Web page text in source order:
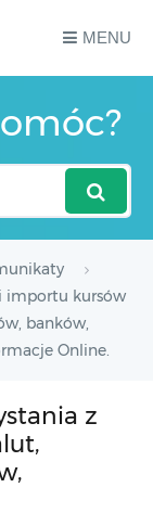
MENU
importu kursów
banków,
Online.
z